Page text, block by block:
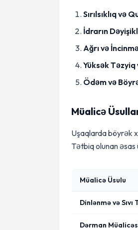
Sırılsıklıq və
İdrarın
Ağrı və
Yüksək
Ödəm və
Müalicə
Uşaqlarda böyrək
Tətbiq olunan əsas
Müalicə Üsulu
Dinlənmə və Sıvı
Dərman